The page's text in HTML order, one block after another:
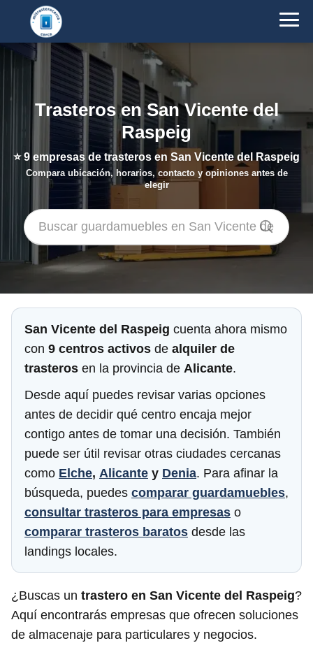
Trasteros en San Vicente del
Raspeig
⭐9 empresas de trasteros en San Vicente del Raspeig
Compara ubicación, horarios, contacto y opiniones antes de
elegir
San Vicente del Raspeig cuenta ahora mismo
con 9 centros activos de alquiler de
trasteros en la provincia de Alicante.
Desde aquí puedes revisar varias opciones
antes de decidir qué centro encaja mejor
contigo antes de tomar una decisión. También
puede ser útil revisar otras ciudades cercanas
como Elche, Alicante y Denia. Para afinar la
búsqueda, puedes comparar guardamuebles,
consultar trasteros para empresas o
comparar trasteros baratos desde las
landings locales.
¿Buscas un trastero en San Vicente del Raspeig?
Aquí encontrarás empresas que ofrecen soluciones
de almacenaje para particulares y negocios.